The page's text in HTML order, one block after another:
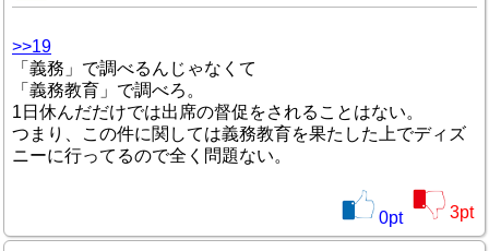
>>19
「義務」で調べるんじゃなくて
「義務教育」で調べろ。
1日休んだだけでは出席の督促をされることはない。
つまり、この件に関しては義務教育を果たした上でディズ
ニーに行ってるので全く問題ない。
0pt 3pt